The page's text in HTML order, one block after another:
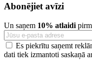
Abonējiet avīzi
Un saņem 10% atlaidi
Es piekrītu saņemt
dati tiek izmantoti saskaņā